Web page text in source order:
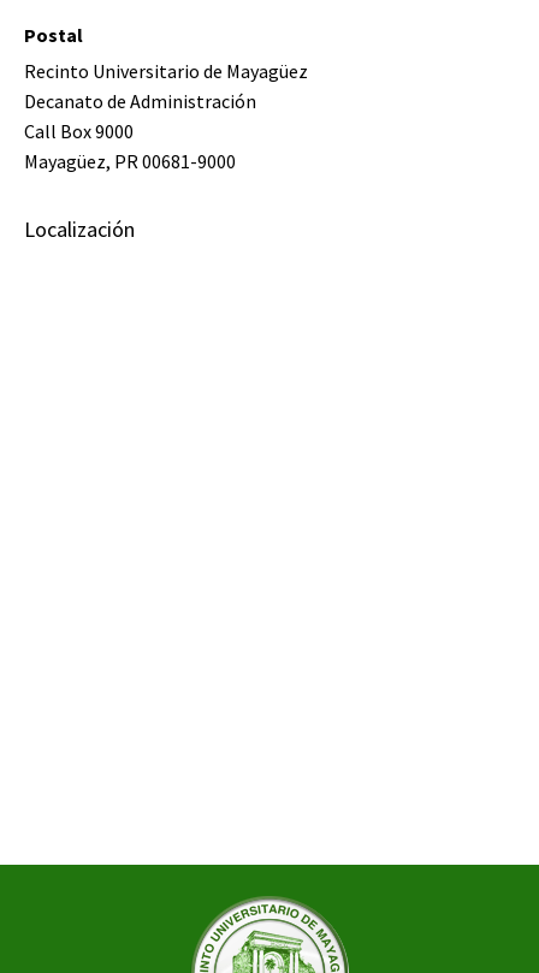
Postal
Recinto Universitario de Mayagüez
Decanato de Administración
Call Box 9000
Mayagüez, PR 00681-9000
Localización